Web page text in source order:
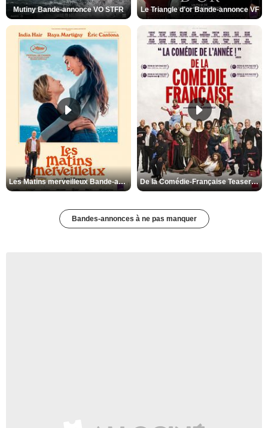
Mutiny Bande-annonce VO STFR Le Triangle d'or Bande-annonce VF
Les Matins merveilleux Bande-annonce VF De la Comédie-Française Teaser VF
Bandes-annonces à ne pas manquer